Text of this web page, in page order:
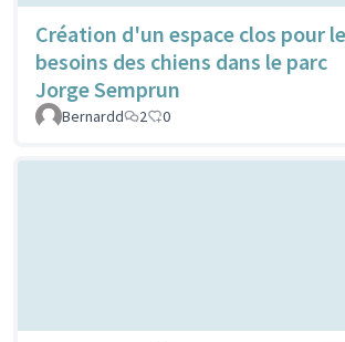
Création d'un espace clos pour
besoins des chiens dans le parc
Jorge Semprun
Bernardd 2 0